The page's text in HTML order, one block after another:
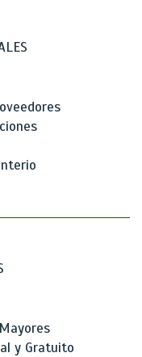
y Gratuito